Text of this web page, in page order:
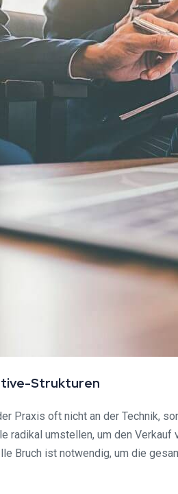
Strukturen
Praxis oft nicht an der Technik,
umstellen, um den
Bruch ist notwendig, um die